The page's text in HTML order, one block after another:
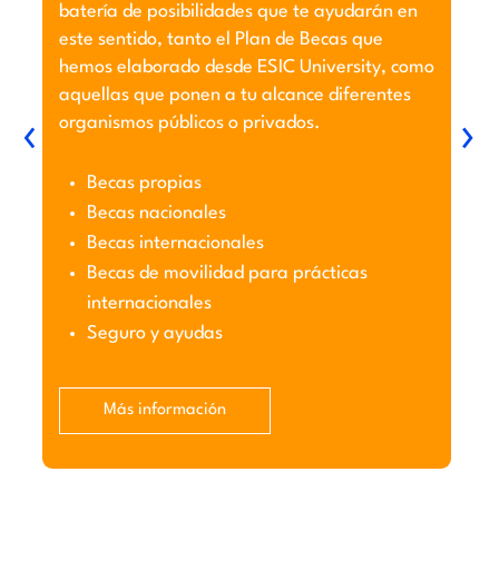
batería de posibilidades que te ayudarán en
este sentido, tanto el Plan de Becas que
hemos elaborado desde ESIC University, como
aquellas que ponen a tu alcance diferentes
organismos públicos o privados.
Becas propias
Becas nacionales
Becas internacionales
Becas de movilidad para prácticas
internacionales
Seguro y ayudas
Más información
‹ ›